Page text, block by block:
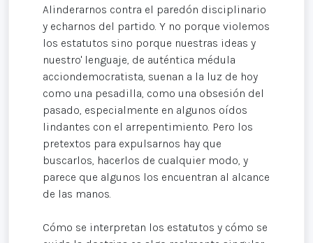
Alinderarnos contra el paredón disciplinario
y echarnos del partido. Y no porque violemos
los estatutos sino porque nuestras ideas y
nuestro' lenguaje, de auténtica médula
acciondemocratista, suenan a la luz de hoy
como una pesadilla, como una obsesión del
pasado, especialmente en algunos oídos
lindantes con el arrepentimiento. Pero los
pretextos para expulsarnos hay que
buscarlos, hacerlos de cualquier modo, y
parece que algunos los encuentran al alcance
de las manos.
Cómo se interpretan los estatutos y cómo se